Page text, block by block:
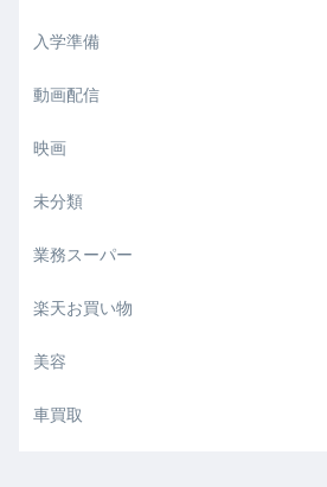
入学準備
動画配信
映画
未分類
業務スーパー
楽天お買い物
美容
車買取